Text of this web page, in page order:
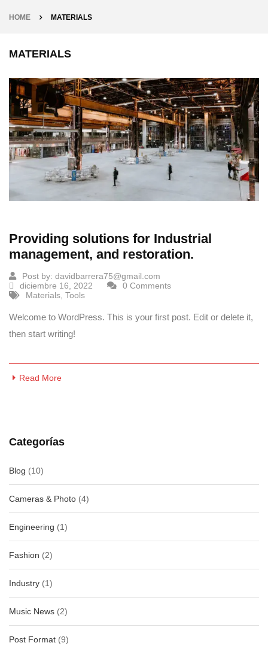
HOME MATERIALS
Categorías
Blog (10)
Cameras & Photo (4)
Engineering (1)
Fashion (2)
Industry (1)
Music News (2)
Post Format (9)
MATERIALS
Providing solutions for Industrial
management, and restoration.
Post by: davidbarrera75@gmail.com
diciembre 16, 2022
0 Comments
Materials Tools
Welcome to WordPress. This is your first post. Edit or delete it,
then start writing!
Read More